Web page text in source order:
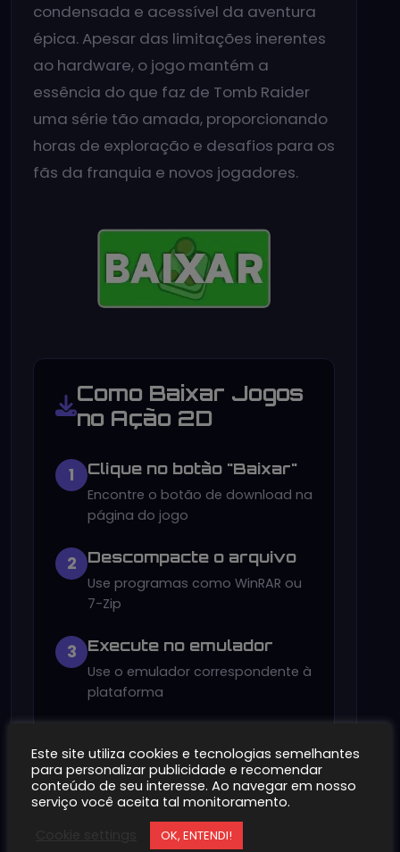
condensada e acessível da aventura
épica. Apesar das limitações inerentes
ao hardware, o jogo mantém a
essência do que faz de Tomb Raider
uma série tão amada, proporcionando
horas de exploração e desafios para os
fãs da franquia e novos jogadores.
Como Baixar Jogos
no Ação 2D
1 Clique no botão "Baixar"
Encontre o botão de download na
página do jogo
2 Descompacte o arquivo
Use programas como WinRAR ou
7-Zip
3 Execute no emulador
Use o emulador correspondente à
plataforma
Guia Completo de
Download
Este site utiliza cookies e tecnologias semelhantes
para personalizar publicidade e recomendar
conteúdo de seu interesse. Ao navegar em nosso
serviço você aceita tal monitoramento.
OK, ENTENDI!